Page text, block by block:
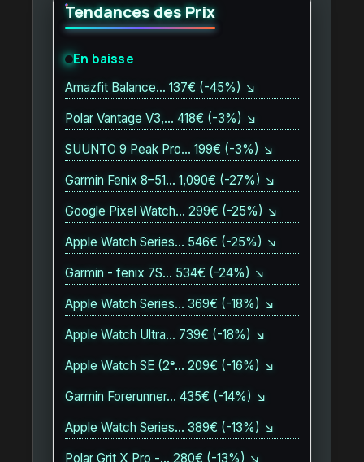
Tendances des Prix
En baisse
Amazfit Balance… 137€ (-45%) ↘
Polar Vantage V3,… 418€ (-3%) ↘
SUUNTO 9 Peak Pro… 199€ (-3%) ↘
Garmin Fenix 8–51… 1,090€ (-27%) ↘
Google Pixel Watch… 299€ (-25%) ↘
Apple Watch Series… 546€ (-25%) ↘
Garmin - fenix 7S… 534€ (-24%) ↘
Apple Watch Series… 369€ (-18%) ↘
Apple Watch Ultra… 739€ (-18%) ↘
Apple Watch SE (2ᵉ… 209€ (-16%) ↘
Garmin Forerunner… 435€ (-14%) ↘
Apple Watch Series… 389€ (-13%) ↘
Polar Grit X Pro -… 280€ (-13%) ↘